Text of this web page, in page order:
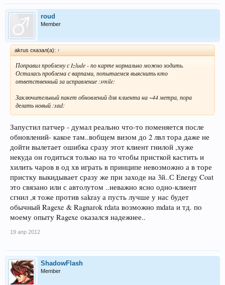
roud
Member
akrus сказал(а): ↑
Поправил проблему с Izlude - по карте нормально можно ходить.
Осталась проблема с варпами, попытаемся выяснить кто
ответственный за исправление :smile:
Заключительный пакет обновлений для клиента на ~44 метра, пора
делать новый :sad:
Запустил патчер - думал реально что-то поменяется после
обновлений- какое там..вобщем визом до 2 лвл тора даже не
дойти вылетает ошибка сразу этот клиент гнилой ,хуже
некуда он годиться только на то чтобы присткой кастить и
хилить чаров в од хв играть в принципе невозможно а в торе
пристку выкидывает сразу же при заходе на 3й..С Energy Coat
это связано или с автолутом ..неважно ясно одно-клиент
сгнил ,я тоже против sakray а пусть лучше у нас будет
обычный Ragexe & Ragnarok rdata возможно mdata и тд. по
моему опыту Ragexe оказался надежнее..
19 апр 2012
ShadowFlash
Member